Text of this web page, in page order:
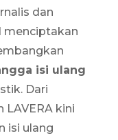
dan
isi ulang
Dari
LAVERA kini
isi ulang